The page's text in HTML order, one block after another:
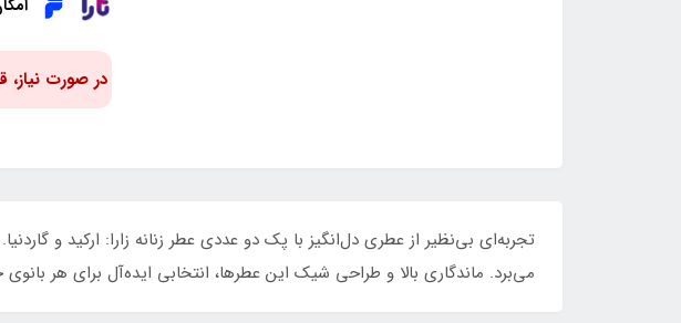
در صورت نیاز،
تجربه‌ای بی‌نظیر از عطری دل‌انگیز با پک دو عددی عطر زنانه زارا: ارکید و
می‌برد. ماندگاری بالا و طراحی شیک این عطرها، انتخابی ایده‌آل برای هر